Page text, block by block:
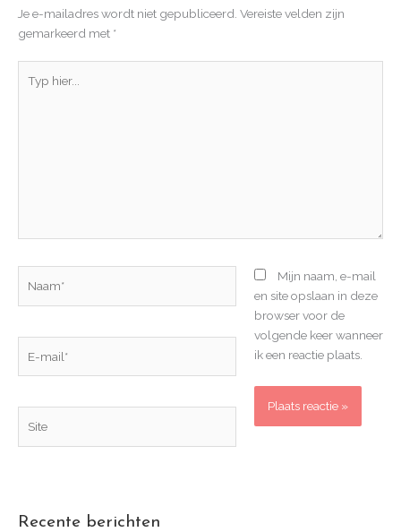
Je e-mailadres wordt niet gepubliceerd. Vereiste velden zijn
gemarkeerd met *
hier...
mail*
Mijn naam, e-mail
en site opslaan in deze
browser voor de
volgende keer wanneer
ik een reactie plaats.
Recente berichten